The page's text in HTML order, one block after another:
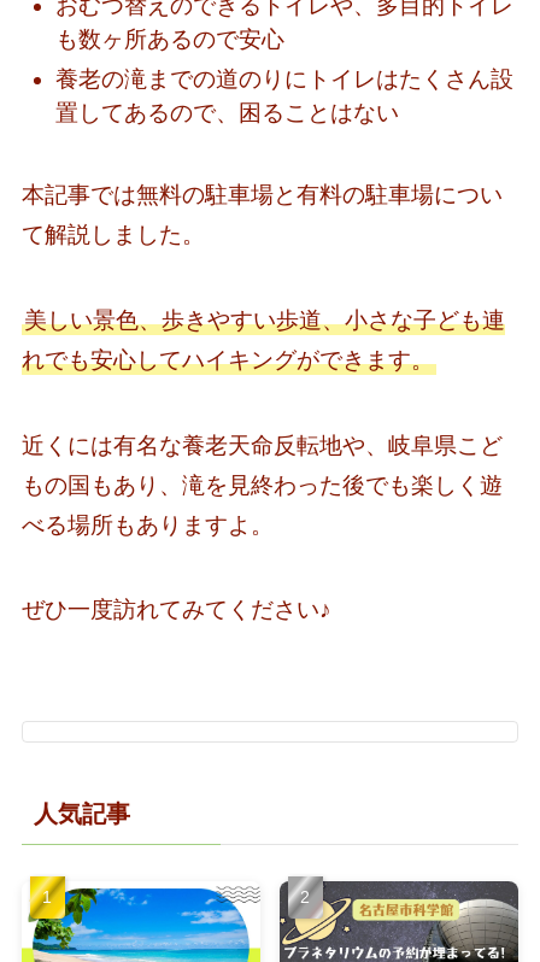
おむつ替えのできるトイレや、多目的トイレ
も数ヶ所あるので安心
養老の滝までの道のりにトイレはたくさん設
置してあるので、困ることはない
本記事では無料の駐車場と有料の駐車場につい
て解説しました。
美しい景色、歩きやすい歩道、小さな子ども連
れでも安心してハイキングができます。
近くには有名な養老天命反転地や、岐阜県こど
もの国もあり、滝を見終わった後でも楽しく遊
べる場所もありますよ。
ぜひ一度訪れてみてください♪
人気記事